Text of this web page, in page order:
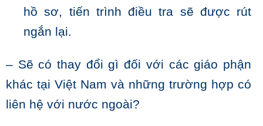
hồ sơ, tiến trình điều tra sẽ được rút
ngắn lại.
– Sẽ có thay đổi gì đối với các giáo phận
khác tại Việt Nam và những trường hợp có
liên hệ với nước ngoài?